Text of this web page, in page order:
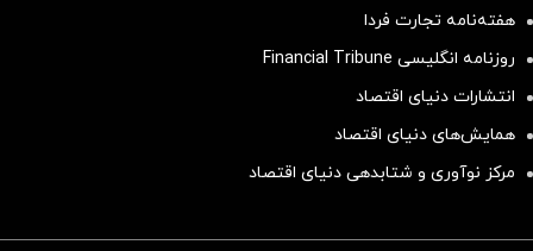
هفته‌نامه تجارت فردا
روزنامه انگلیسی Financial Tribune
انتشارات دنیای اقتصاد
همایش‌های دنیای اقتصاد
مرکز نوآوری و شتابدهی دنیای اقتصاد